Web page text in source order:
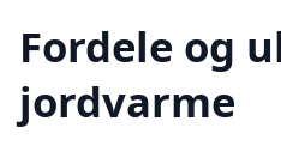
Fordele og
jordvarme